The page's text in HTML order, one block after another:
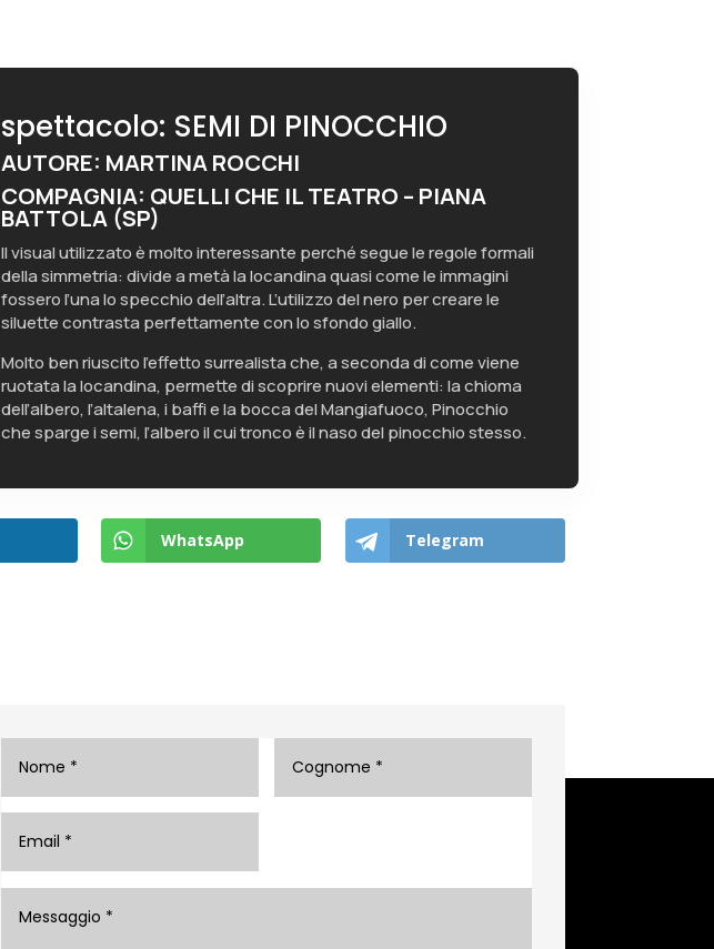
spettacolo: SEMI DI PINOCCHIO
AUTORE: MARTINA ROCCHI
COMPAGNIA: QUELLI CHE IL TEATRO – PIANA
BATTOLA (SP)
Il visual utilizzato è molto interessante perché segue le regole formali
della simmetria: divide a metà la locandina quasi come le immagini
fossero l’una lo specchio dell’altra. L’utilizzo del nero per creare le
siluette contrasta perfettamente con lo sfondo giallo.
Molto ben riuscito l’effetto surrealista che, a seconda di come viene
ruotata la locandina, permette di scoprire nuovi elementi: la chioma
dell’albero, l’altalena, i baffi e la bocca del Mangiafuoco, Pinocchio
che sparge i semi, l’albero il cui tronco è il naso del pinocchio stesso.
WhatsApp Telegram